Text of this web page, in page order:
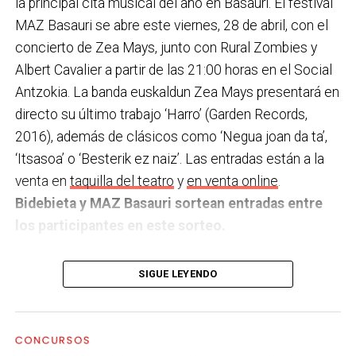
Email:
Txiki, cocinero en Untzigain-Museo del Barco
SORTEO: “2×1”
te preocupes. También sorteamos, cada semana de
junio, un 2×1 para que pruebes los menús de
la principal cita musical del año en Basauri. El festival
MAZ Basauri se abre este viernes, 28 de abril, con el
concierto de Zea Mays, junto con Rural Zombies y
Albert Cavalier a partir de las 21:00 horas en el Social
Antzokia. La banda euskaldun Zea Mays presentará en
directo su último trabajo ‘Harro’ (Garden Records,
2016), además de clásicos como ‘Negua joan da ta’,
‘Itsasoa’ o ‘Besterik ez naiz’. Las entradas están a la
venta en taquilla del teatro y en venta online.
Bidebieta y MAZ Basauri sortean entradas entre
los participantes en este sorteo.
Con más de 20 años de andadura, Zea Mays se
encuentro en uno de los momentos más dulces de la
banda con un directo arrollador y con un repertorio
SIGUE LEYENDO
CONCURSOS